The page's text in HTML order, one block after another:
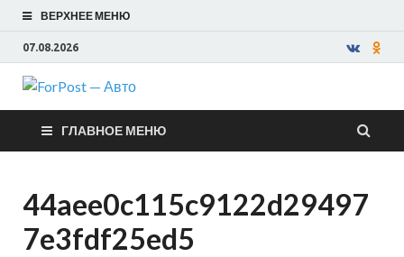
ВЕРХНЕЕ МЕНЮ
07.08.2026
ForPost —
Авто
ГЛАВНОЕ МЕНЮ
44aee0c115c9122d29497
7e3fdf25ed5